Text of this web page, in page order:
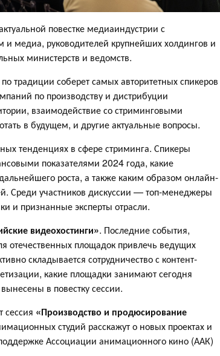
повестке медиаиндустрии с
медиа, руководителей крупнейших холдингов и
министерств и ведомств.
по традиции соберет самых авторитетных спикеров
по производству и дистрибуции
взаимодействие со стриминговыми
в будущем, и другие актуальные вопросы.
тенденциях в сфере стриминга. Спикеры
показателями 2024 года, какие
роста, а также каким образом онлайн-
Среди участников дискуссии — топ-менеджеры
и признанные эксперты отрасли.
видеохостинги». Последние события,
площадок привлечь ведущих
складывается сотрудничество с контент-
какие площадки занимают сегодня
в повестку сессии.
«Производство и продюсирование
студий расскажут о новых проектах и
Ассоциации анимационного кино (ААК)